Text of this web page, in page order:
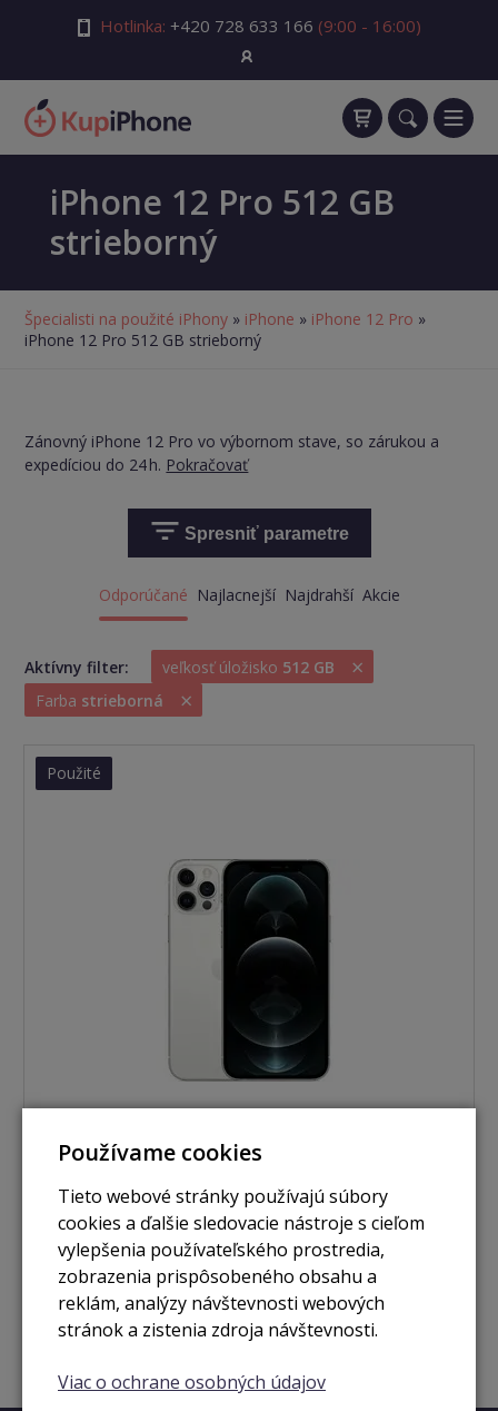
Hotlinka: +420 728 633 166 (9:00 - 16:00)
iPhone 12 Pro 512 GB
strieborný
Špecialisti na použité iPhony » iPhone » iPhone 12 Pro »
iPhone 12 Pro 512 GB strieborný
Zánovný iPhone 12 Pro vo výbornom stave, so zárukou a
expedíciou do 24 h. Pokračovať
Spresniť parametre
Odporúčané Najlacnejší Najdrahší Akcie
Aktívny filter: veľkosť úložisko 512 GB ×
Farba strieborná ×
Použité
iPhone 12 Pro 512GB silver
Zobraziť
Používame cookies
Tieto webové stránky používajú súbory
cookies a ďalšie sledovacie nástroje s cieľom
vylepšenia používateľského prostredia,
zobrazenia prispôsobeného obsahu a
reklám, analýzy návštevnosti webových
stránok a zistenia zdroja návštevnosti.
Viac o ochrane osobných údajov